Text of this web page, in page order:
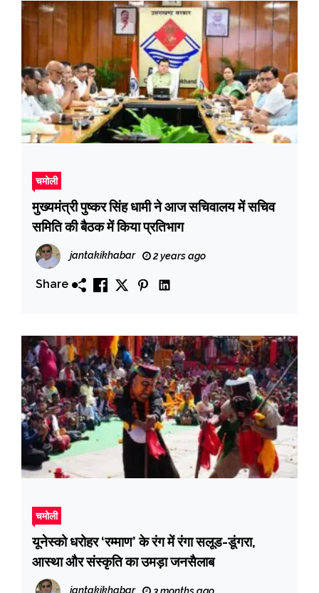
चमोली
मुख्यमंत्री पुष्कर सिंह धामी ने आज सचिवालय में सचिव
समिति की बैठक में किया प्रतिभाग
jantakikhabar 2 years ago
Share
चमोली
यूनेस्को धरोहर ‘रम्माण’ के रंग में रंगा सलूड-डूंगरा,
आस्था और संस्कृति का उमड़ा जनसैलाब
jantakikhabar 3 months ago